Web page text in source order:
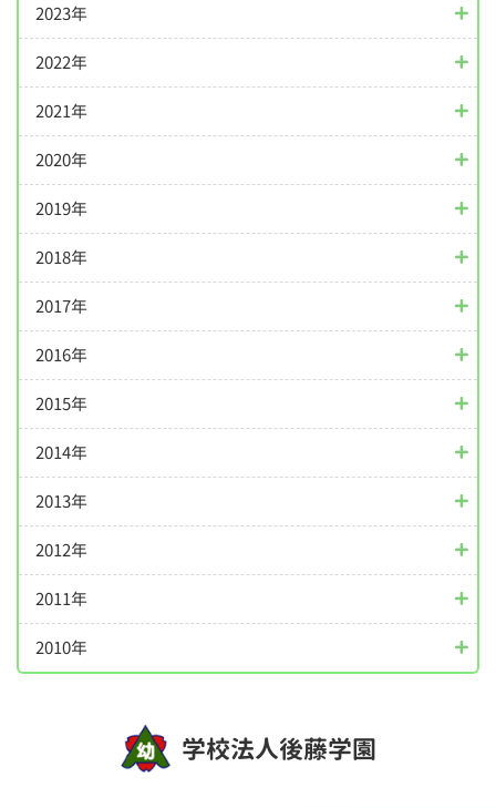
2023年
2022年
2021年
2020年
2019年
2018年
2017年
2016年
2015年
2014年
2013年
2012年
2011年
2010年
学校法人後藤学園